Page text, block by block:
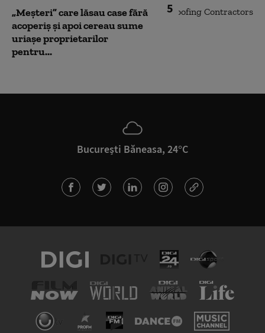
5
„Meșteri” care lăsau case fără
acoperiș și apoi cereau sume
uriașe proprietarilor
pentru...
București Băneasa, 24°C